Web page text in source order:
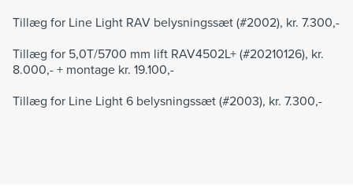
Tillæg for Line Light RAV belysningssæt (#2002), kr. 7.300,-
Tillæg for 5,0T/5700 mm lift RAV4502L+ (#20210126), kr.
8.000,- + montage kr. 19.100,-
Tillæg for Line Light 6 belysningssæt (#2003), kr. 7.300,-